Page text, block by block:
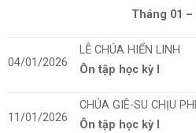
Tháng 01 –
04/01/2026
LỄ CHÚA HIỂN LINH
Ôn tập học kỳ I
11/01/2026
CHÚA GIÊ-SU CHỊU
Ôn tập học kỳ I